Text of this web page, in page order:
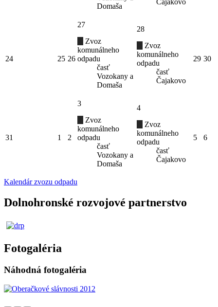
Domaša
24 25 26
27
Zvoz
komunálneho
odpadu
časť
Vozokany a
Domaša
28
Zvoz
komunálneho
odpadu
časť
Čajakovo
29 30
31 1 2
3
Zvoz
komunálneho
odpadu
časť
Vozokany a
Domaša
4
Zvoz
komunálneho
odpadu
časť
Čajakovo
5 6
Kalendár zvozu odpadu
Dolnohronské rozvojové partnerstvo
Fotogaléria
Náhodná fotogaléria